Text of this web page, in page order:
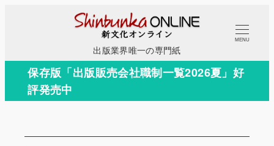
コ
テ
出版業界唯一の専門紙
MENU
保存版「出版販売会社職制一覧2026夏」好
評発売中